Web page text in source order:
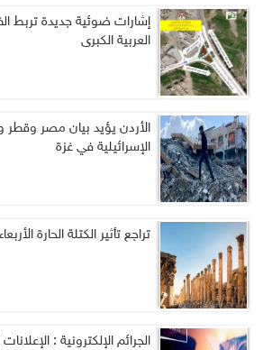
إشارات ضوئية جديدة تربط
العربية الكبرى
الأردن يؤيد بيان مصر وقطر
الإسرائيلية في غزة
تراجع تأثير الكتلة الحارة
الجرائم الإلكترونية :